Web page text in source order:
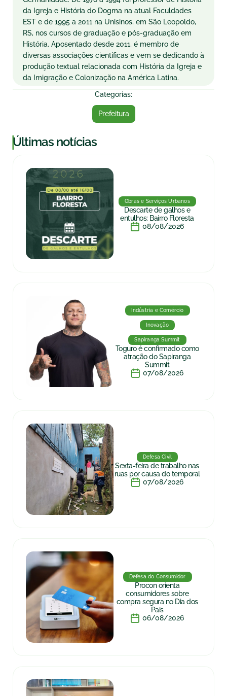
da Igreja e História do Dogma na atual Faculdades
EST e de 1995 a 2011 na Unisinos, em São Leopoldo,
RS, nos cursos de graduação e pós-graduação em
História. Aposentado desde 2011, é membro de
diversas associações científicas e vem se dedicando à
produção textual relacionada com História da Igreja e
da Imigração e Colonização na América Latina.
Categorias:
Prefeitura
|Últimas notícias
Obras e Serviços Urbanos
Descarte de galhos e
entulhos: Bairro Floresta
08/08/2026
Indústria e Comércio
Inovação
Sapiranga Summit
Toguro é confirmado como
atração do Sapiranga
Summit
07/08/2026
Defesa Civil
Sexta-feira de trabalho nas
ruas por causa do temporal
07/08/2026
Defesa do Consumidor
Procon orienta
consumidores sobre
compra segura no Dia dos
Pais
06/08/2026